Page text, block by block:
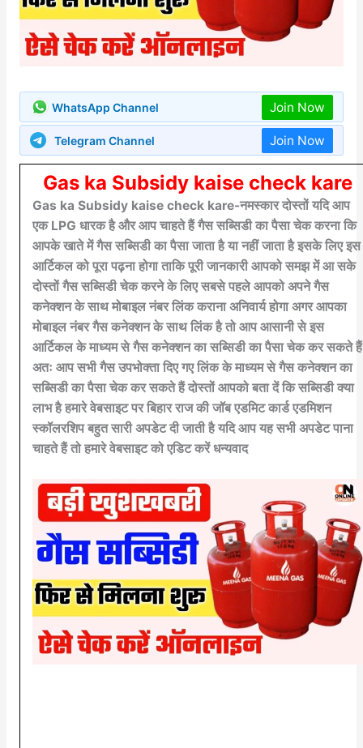
WhatsApp Channel Join Now
Telegram Channel Join Now
Gas ka Subsidy kaise check kare
Gas ka Subsidy kaise check kare-नमस्कार दोस्तों यदि आप
एक LPG धारक है और आप चाहते हैं गैस सब्सिडी का पैसा चेक करना कि
आपके खाते में गैस सब्सिडी का पैसा जाता है या नहीं जाता है इसके लिए इस
आर्टिकल को पूरा पढ़ना होगा ताकि पूरी जानकारी आपको समझ में आ सके
दोस्तों गैस सब्सिडी चेक करने के लिए सबसे पहले आपको अपने गैस
कनेक्शन के साथ मोबाइल नंबर लिंक कराना अनिवार्य होगा अगर आपका
मोबाइल नंबर गैस कनेक्शन के साथ लिंक है तो आप आसानी से इस
आर्टिकल के माध्यम से गैस कनेक्शन का सब्सिडी का पैसा चेक कर सकते हैं
अतः आप सभी गैस उपभोक्ता दिए गए लिंक के माध्यम से गैस कनेक्शन का
सब्सिडी का पैसा चेक कर सकते हैं दोस्तों आपको बता दें कि सब्सिडी क्या
लाभ है हमारे वेबसाइट पर बिहार राज की जॉब एडमिट कार्ड एडमिशन
स्कॉलरशिप बहुत सारी अपडेट दी जाती है यदि आप यह सभी अपडेट पाना
चाहते हैं तो हमारे वेबसाइट को एडिट करें धन्यवाद